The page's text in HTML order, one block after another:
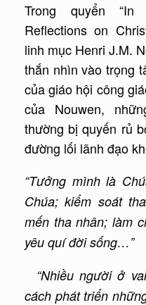
Trong quyển
Reflections on
linh mục Henri J.M.
thắn nhìn vào trọng
của giáo hội công
của Nouwen,
thường bị quyến rủ
đường lối lãnh đạo
“Tưởng mình là
Chúa; kiểm soát
mến tha nhân; làm
yêu quí đời sống…”
“Nhiều người ở
cách phát triển